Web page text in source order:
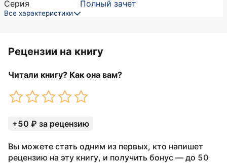
Серия
Полный зачет
Все характеристики
Рецензии на книгу
Читали книгу? Как она вам?
+50 ₽ за рецензию
Вы можете стать одним из первых, кто напишет
рецензию на эту книгу, и получить бонус — до 50